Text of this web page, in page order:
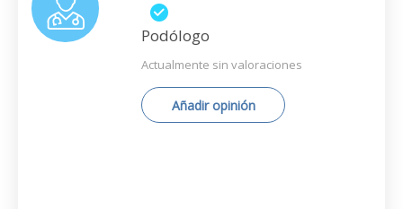
Podólogo
Actualmente sin valoraciones
Añadir opinión